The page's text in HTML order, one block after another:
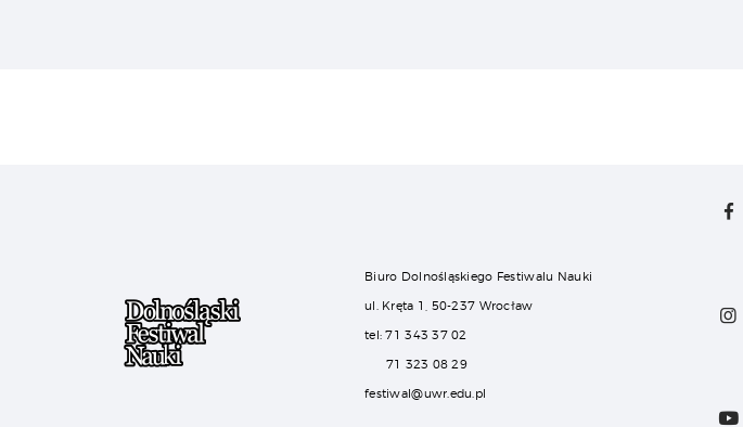
Biuro Dolnośląskiego Festiwalu Nauki
ul. Kręta 1, 50-237 Wrocław
tel: 71 343 37 02
71 323 08 29
festiwal@uwr.edu.pl